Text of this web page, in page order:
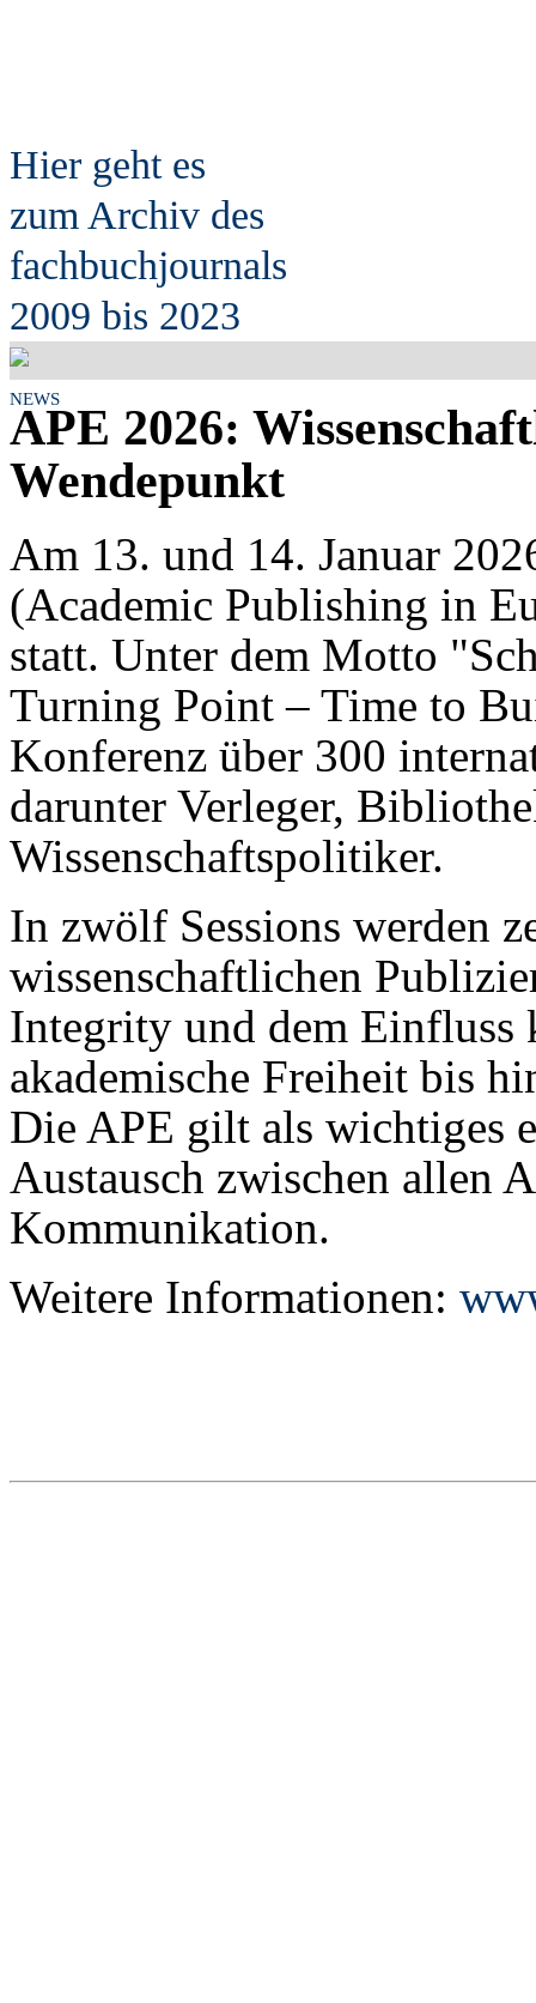
Hier geht es
zum Archiv des
fachbuchjournals
2009 bis 2023
NEWS
APE 2026:
Wendepunkt
Am 13. und 14. Januar
(Academic Publishing in
statt. Unter dem Motto
Turning Point – Time to
Konferenz über 300
darunter Verleger,
Wissenschaftspolitiker.
In zwölf Sessions werden
wissenschaftlichen
Integrity und dem Einfluss
akademische Freiheit bis
Die APE gilt als wichtiges
Austausch zwischen allen
Kommunikation.
Weitere Informationen: